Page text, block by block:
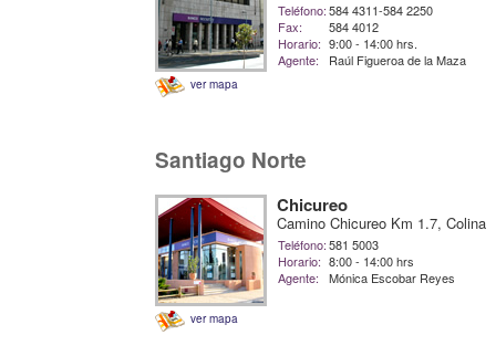
ver mapa
Teléfono:584 4311-584 2250
Fax:
584 4012
Horario: 9:00 - 14:00 hrs.
Agente:
Raúl Figueroa de la Maza
Santiago Norte
ver mapa
Chicureo
Camino Chicureo Km 1.7, Colina
Teléfono:581 5003
Horario: 8:00 - 14:00 hrs
Agente:
Mónica Escobar Reyes